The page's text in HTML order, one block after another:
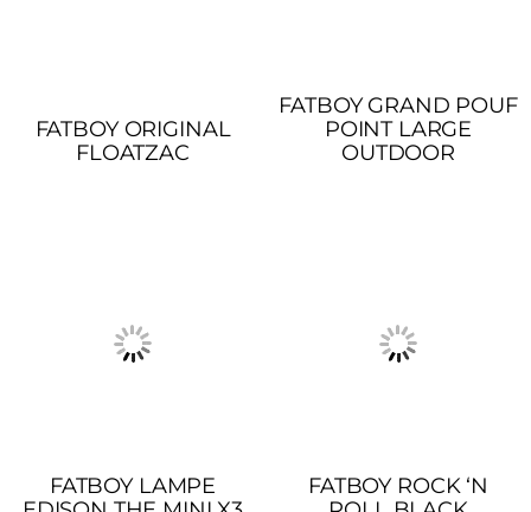
FATBOY ORIGINAL
FLOATZAC
FATBOY GRAND POUF
POINT LARGE
OUTDOOR
FATBOY LAMPE
FATBOY ROCK ‘N